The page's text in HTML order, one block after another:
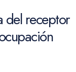
del receptor